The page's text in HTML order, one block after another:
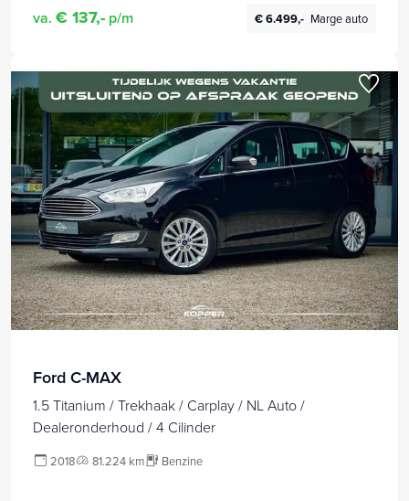
va. € 137,- p/m € 6.499,- Marge auto
Ford C-MAX
1.5 Titanium / Trekhaak / Carplay / NL Auto /
Dealeronderhoud / 4 Cilinder
2018 81.224 km Benzine